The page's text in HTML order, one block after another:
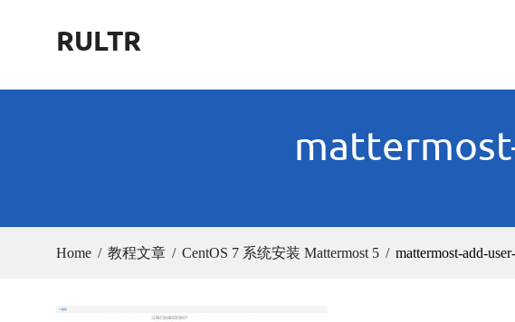
RULTR
Home 教程文章 CentOS 7 系统安装 Mattermost 5 mattermost-add-